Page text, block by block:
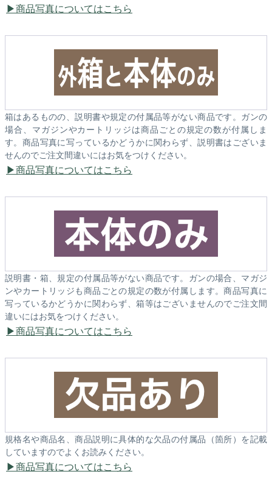
商品写真についてはこちら
箱はあるものの、説明書や規定の付属品等がない商品です。ガンの
場合、マガジンやカートリッジは商品ごとの規定の数が付属しま
す。商品写真に写っているかどうかに関わらず、説明書はございま
せんのでご注文間違いにはお気をつけください。
商品写真についてはこちら
説明書・箱、規定の付属品等がない商品です。ガンの場合、マガジ
ンやカートリッジも商品ごとの規定の数が付属します。商品写真に
写っているかどうかに関わらず、箱等はございませんのでご注文間
違いにはお気をつけください。
商品写真についてはこちら
規格名や商品名、商品説明に具体的な欠品の付属品（箇所）を記載
していますのでよくお読みください。
商品写真についてはこちら